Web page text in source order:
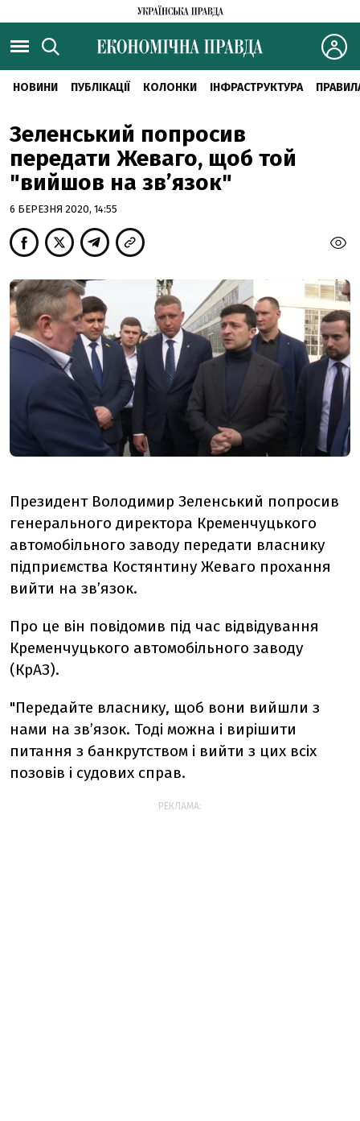
НОВИНИ ПУБЛІКАЦІЇ КОЛОНКИ ІНФРАСТРУКТУРА
Зеленський попросив
передати Жеваго, щоб той
"вийшов на зв’язок"
6 БЕРЕЗНЯ 2020, 14:55
Президент Володимир Зеленський попросив
генерального директора Кременчуцького
автомобільного заводу передати власнику
підприємства Костянтину Жеваго прохання
вийти на зв’язок.
Про це він повідомив під час відвідування
Кременчуцького автомобільного заводу
(КрАЗ).
"Передайте власнику, щоб вони вийшли з
нами на зв’язок. Тоді можна і вирішити
питання з банкрутством і вийти з цих всіх
позовів і судових справ.
РЕКЛАМА: